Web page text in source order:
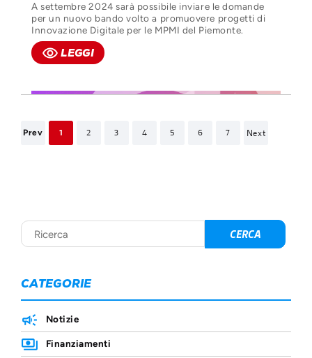
A settembre 2024 sarà possibile inviare le domande
per un nuovo bando volto a promuovere progetti di
Innovazione Digitale per le MPMI del Piemonte.
remove_red_eye LEGGI
Prev 1 2 3 4 5 6 7 Next
CATEGORIE
Notizie
Finanziamenti